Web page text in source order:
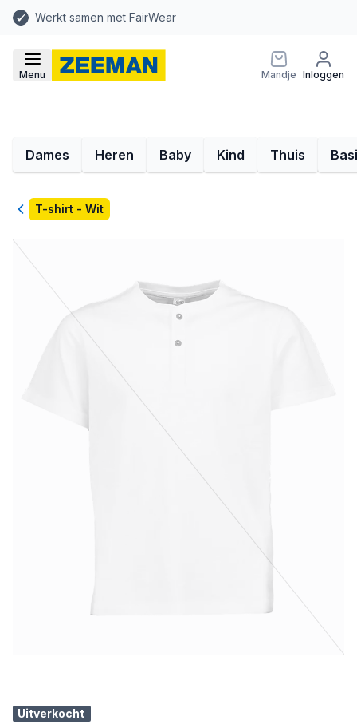
Werkt samen met FairWear
Menu Mandje Inloggen
Dames Heren Baby Kind Thuis
TerugT-shirt - Wit
Uitverkocht